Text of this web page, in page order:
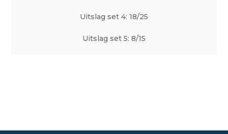
Uitslag set 4: 18/25
Uitslag set 5: 8/15